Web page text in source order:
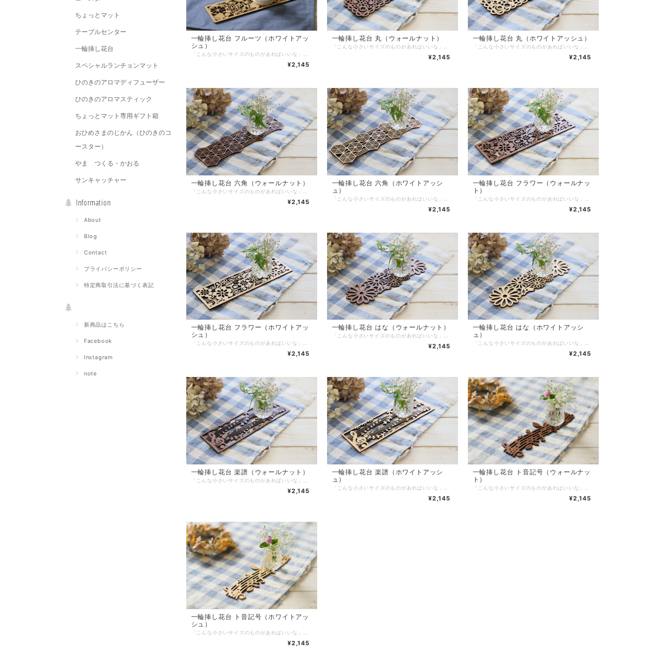
ちょっとマット
テーブルセンター
一輪挿し花台
スペシャルランチョンマット
ひのきのアロマディフューザー
ひのきのアロマスティック
ちょっとマット専用ギフト箱
おひめさまのじかん（ひのきのコ
ースター）
やま つくる・かおる
サンキャッチャー
Information
About
Blog
Contact
プライバシーポリシー
特定商取引法に基づく表記
新商品はこちら
Facebook
Instagram
note
一輪挿し花台 フルーツ（ホワイトアッ
シュ）
¥2,145
一輪挿し花台 丸（ウォールナット）
¥2,145
一輪挿し花台 丸（ホワイトアッシュ）
¥2,145
一輪挿し花台 六角（ウォールナット）
¥2,145
一輪挿し花台 六角（ホワイトアッシ
ュ）
¥2,145
一輪挿し花台 フラワー（ウォールナッ
ト）
¥2,145
一輪挿し花台 フラワー（ホワイトアッ
シュ）
¥2,145
一輪挿し花台 はな（ウォールナット）
¥2,145
一輪挿し花台 はな（ホワイトアッシ
ュ）
¥2,145
一輪挿し花台 楽譜（ウォールナット）
¥2,145
一輪挿し花台 楽譜（ホワイトアッシ
ュ）
¥2,145
一輪挿し花台 ト音記号（ウォールナッ
ト）
¥2,145
一輪挿し花台 ト音記号（ホワイトアッ
シュ）
¥2,145